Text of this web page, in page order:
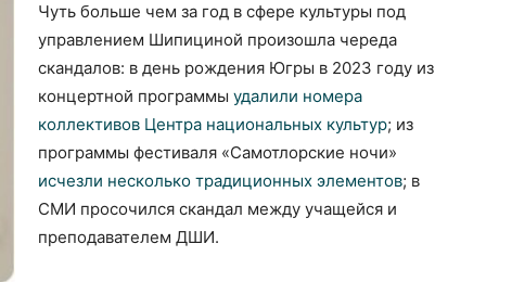
Чуть больше чем за год в сфере культуры под
управлением Шипициной произошла череда
скандалов: в день рождения Югры в 2023 году из
концертной программы удалили номера
коллективов Центра национальных культур; из
программы фестиваля «Самотлорские ночи»
исчезли несколько традиционных элементов; в
СМИ просочился скандал между учащейся и
преподавателем ДШИ.